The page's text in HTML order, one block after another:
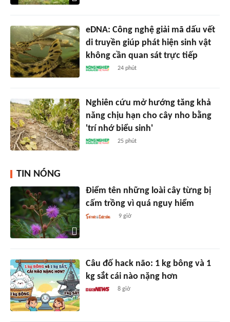
eDNA: Công nghệ giải mã dấu vết
di truyền giúp phát hiện sinh vật
không cần quan sát trực tiếp
24 phút
Nghiên cứu mở hướng tăng khả
năng chịu hạn cho cây nho bằng
'trí nhớ biểu sinh'
25 phút
TIN NÓNG
Điểm tên những loài cây từng bị
cấm trồng vì quá nguy hiểm
9 giờ
Câu đố hack não: 1 kg bông và 1
kg sắt cái nào nặng hơn
8 giờ